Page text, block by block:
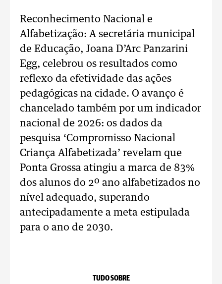
Reconhecimento Nacional e
Alfabetização: A secretária municipal
de Educação, Joana D’Arc Panzarini
Egg, celebrou os resultados como
reflexo da efetividade das ações
pedagógicas na cidade. O avanço é
chancelado também por um indicador
nacional de 2026: os dados da
pesquisa ‘Compromisso Nacional
Criança Alfabetizada’ revelam que
Ponta Grossa atingiu a marca de 83%
dos alunos do 2º ano alfabetizados no
nível adequado, superando
antecipadamente a meta estipulada
para o ano de 2030.
TUDO SOBRE